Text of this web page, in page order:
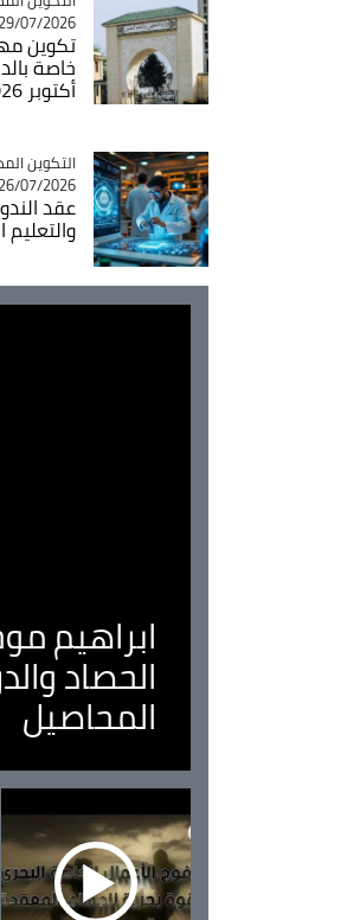
29/07/2026 - 18:44
تكوين
خاصة
أكتوبر 2026
Catégorie
التكوين
26/07/2026 - 21:54
عقد
والتعليم
ابراهيم
الحصاد
المحاصيل